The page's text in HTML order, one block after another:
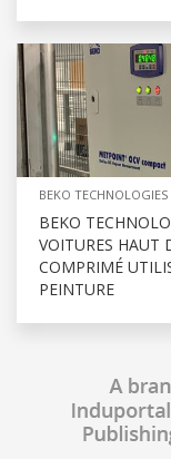
BEKO TECHNOLOGIES
BEKO
VOITURES HAUT
COMPRIMÉ
PEINTURE